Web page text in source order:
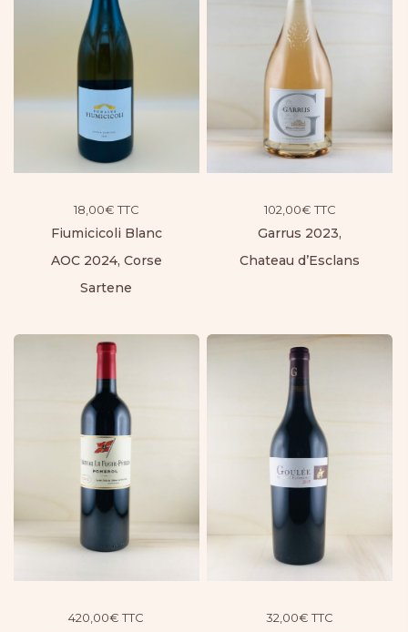
18,00€ TTC
Fiumicicoli Blanc
AOC 2024, Corse
Sartene
102,00€ TTC
Garrus 2023,
Chateau d’Esclans
420,00€ TTC 32,00€ TTC